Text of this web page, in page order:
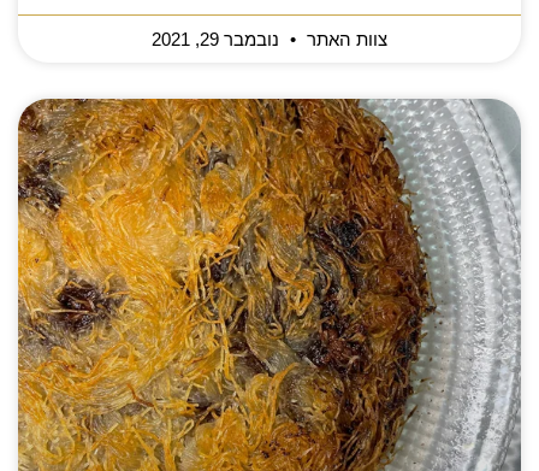
צוות האתר נובמבר 29, 2021